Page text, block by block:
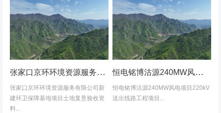
张家口京环环境资源服务有限公司新建环卫保障基地项目土地复垦验收资料
张家口京环环境资源服务有限公司新
建环卫保障基地项目土地复垦验收资
料...
恒电铭博沽源240MW风电项目220kV送出线路工程项目土地复垦验收资料
恒电铭博沽源240MW风电项目220kV
送出线路工程项目...